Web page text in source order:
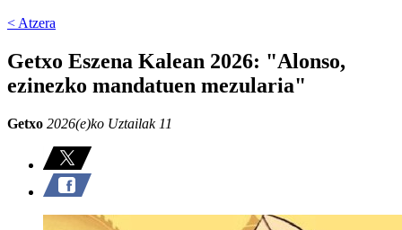
< Atzera
Getxo Eszena Kalean 2026: "Alonso,
ezinezko mandatuen mezularia"
Getxo 2026(e)ko Uztailak 11